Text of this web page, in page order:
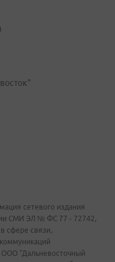
сетевого издания
СМИ ЭЛ № ФС 77 - 72742,
сфере связи,
ООО "Дальневосточный